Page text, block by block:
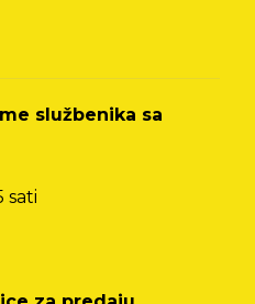
službenika sa
sati